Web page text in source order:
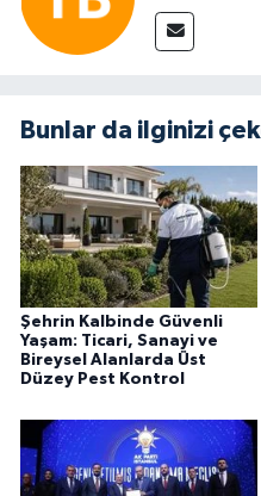
Bunlar da ilginizi
Şehrin Kalbinde Güvenli
Yaşam: Ticari, Sanayi ve
Bireysel Alanlarda Üst
Düzey Pest Kontrol